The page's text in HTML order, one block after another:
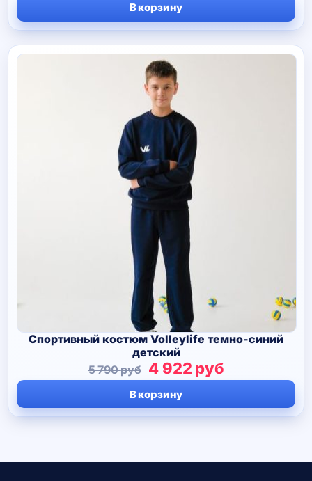
В корзину
Спортивный костюм Volleylife темно-синий
детский
5 790руб Первоначальная
цена
составляла
5
4 922 рубТекущая
цена:
4
922 руб.
В корзину